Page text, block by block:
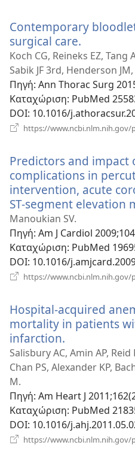
Contemporary
surgical care.
νέο
Koch CG, Reineks EZ, Tang
Sabik JF 3rd, Henderson
Πηγή‎: Ann Thorac Surg
Καταχώριση‎: PubMed
DOI‎: 10.1016/
https://www.ncbi.nlm.nih.gov/
Predictors and impact
complications in
intervention, acute
ST-segment elevation
Manoukian SV.
Πηγή‎: Am J Cardiol
Καταχώριση‎: PubMed
DOI‎: 10.1016/
https://www.ncbi.nlm.nih.gov/
Hospital-acquired
mortality in patients
infarction.
νέο
παράθυρο)
Salisbury AC, Amin AP, Reid
Chan PS, Alexander KP,
M.
Πηγή‎: Am Heart J
Καταχώριση‎: PubMed
DOI‎: 10.1016/
https://www.ncbi.nlm.nih.gov/